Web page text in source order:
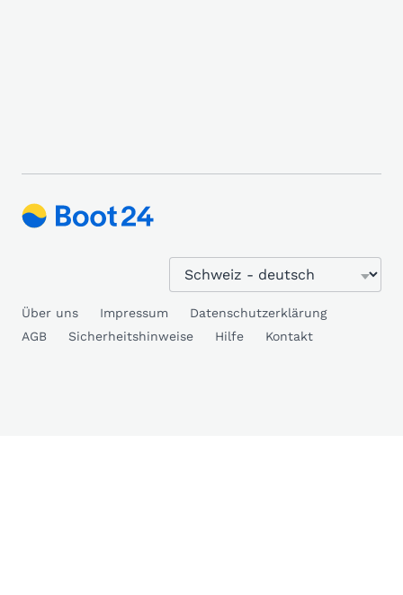
Über uns Impressum
Datenschutzerklärung
AGB
Sicherheitshinweise Hilfe Kontakt